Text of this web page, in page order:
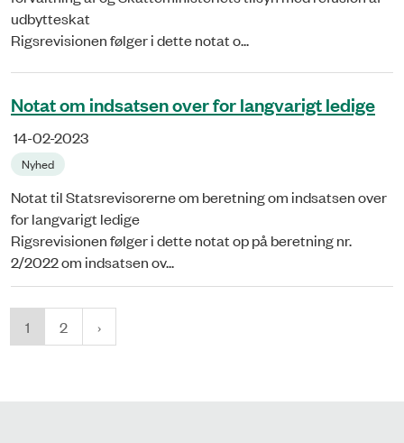
udbytteskat
Rigsrevisionen følger i dette notat o...
Notat om indsatsen over for langvarigt ledige
14-02-2023
Nyhed
Notat til Statsrevisorerne om beretning om indsatsen over
for langvarigt ledige
Rigsrevisionen følger i dette notat op på beretning nr.
2/2022 om indsatsen ov...
1 2